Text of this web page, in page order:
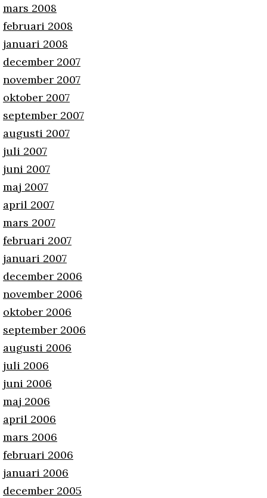
mars 2008
februari 2008
januari 2008
december 2007
november 2007
oktober 2007
september 2007
augusti 2007
juli 2007
juni 2007
maj 2007
april 2007
mars 2007
februari 2007
januari 2007
december 2006
november 2006
oktober 2006
september 2006
augusti 2006
juli 2006
juni 2006
maj 2006
april 2006
mars 2006
februari 2006
januari 2006
december 2005